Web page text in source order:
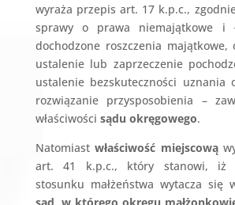
wyraża przepis art. 17 k.p.c.,
sprawy o prawa niemajątkowe i
dochodzone roszczenia
ustalenie lub zaprzeczenie
ustalenie bezskuteczności uznania
rozwiązanie przysposobienia –
właściwości sądu okręgowego.
Natomiastwłaściwość miejscową
art. 41 k.p.c., który stanowi, iż
stosunku małżeństwa wytacza się